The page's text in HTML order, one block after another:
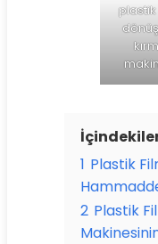
1 Plastik
2 Plastik